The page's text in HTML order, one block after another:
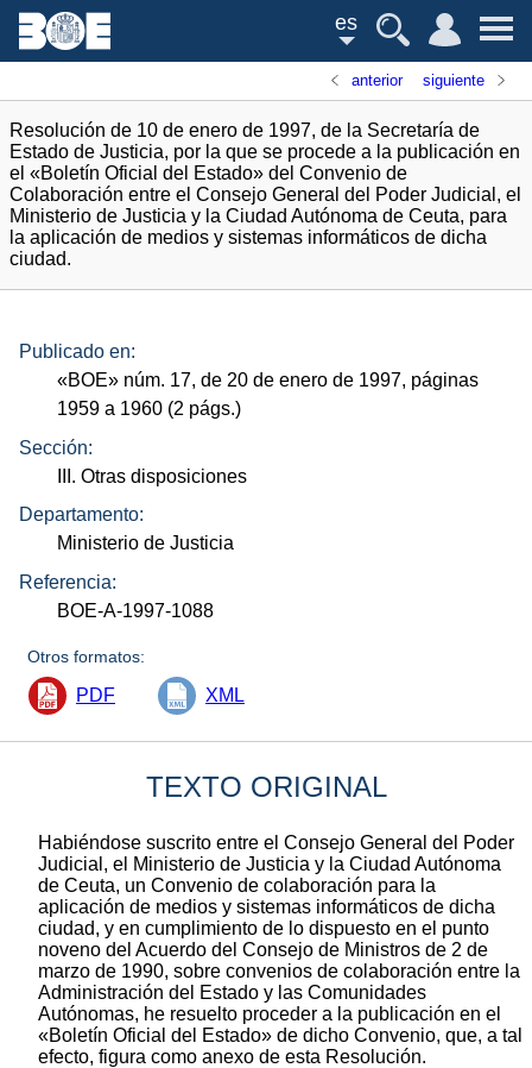
es
anterior siguiente
Resolución de 10 de enero de 1997, de la Secretaría de
Estado de Justicia, por la que se procede a la publicación en
el «Boletín Oficial del Estado» del Convenio de
Colaboración entre el Consejo General del Poder Judicial, el
Ministerio de Justicia y la Ciudad Autónoma de Ceuta, para
la aplicación de medios y sistemas informáticos de dicha
ciudad.
Publicado en:
«BOE» núm. 17, de 20 de enero de 1997, páginas
1959 a 1960 (2 págs.)
Sección:
III. Otras disposiciones
Departamento:
Ministerio de Justicia
Referencia:
BOE-A-1997-1088
Otros formatos:
PDF XML
TEXTO ORIGINAL
Habiéndose suscrito entre el Consejo General del Poder
Judicial, el Ministerio de Justicia y la Ciudad Autónoma
de Ceuta, un Convenio de colaboración para la
aplicación de medios y sistemas informáticos de dicha
ciudad, y en cumplimiento de lo dispuesto en el punto
noveno del Acuerdo del Consejo de Ministros de 2 de
marzo de 1990, sobre convenios de colaboración entre la
Administración del Estado y las Comunidades
Autónomas, he resuelto proceder a la publicación en el
«Boletín Oficial del Estado» de dicho Convenio, que, a tal
efecto, figura como anexo de esta Resolución.